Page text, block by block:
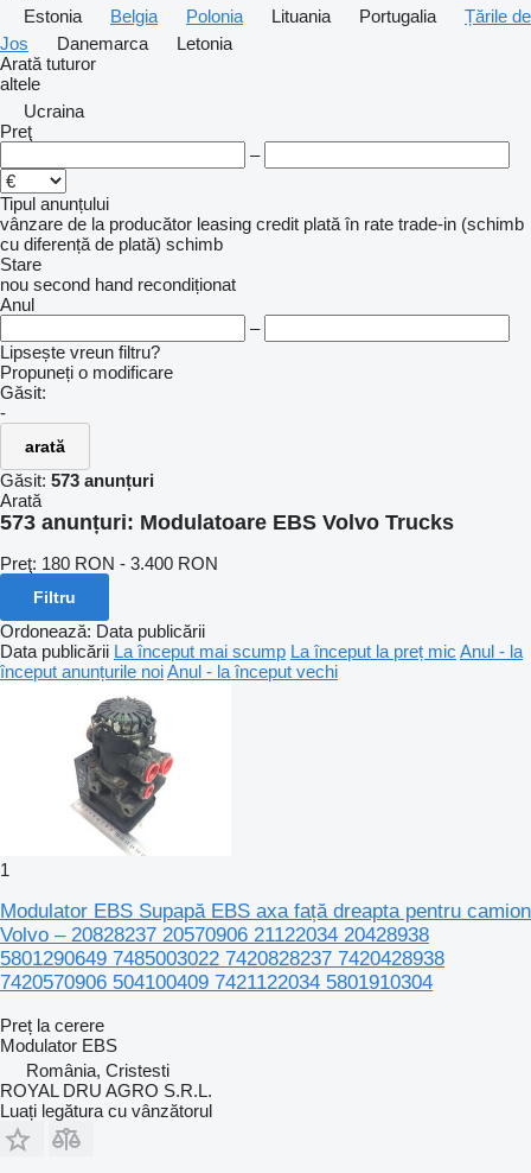
Estonia
Belgia Polonia Lituania Portugalia
Țările de
Jos
Danemarca
Letonia
Arată tuturor
altele
Ucraina
Preţ
–
Tipul anunțului
vânzare de la producător leasing credit plată în rate trade-in (schimb
cu diferență de plată) schimb
Stare
nou second hand recondiționat
Anul
–
Lipsește vreun filtru?
Propuneți o modificare
Găsit:
-
arată
Găsit: 573 anunțuri
Arată
573 anunțuri: Modulatoare EBS Volvo Trucks
Preţ: 180 RON - 3.400 RON
Filtru
Ordonează: Data publicării
Data publicării La început mai scump La început la preț mic Anul - la
început anunțurile noiAnul - la început vechi
1
Modulator EBS Supapă EBS axa față dreapta pentru camion
Volvo – 20828237 20570906 21122034 20428938
5801290649 7485003022 7420828237 7420428938
7420570906 504100409 7421122034 5801910304
Preț la cerere
Modulator EBS
România, Cristesti
ROYAL DRU AGRO S.R.L.
Luați legătura cu vânzătorul